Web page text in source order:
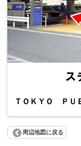
ＴＯＫＹＯ ＰＵ
周辺地図に戻る